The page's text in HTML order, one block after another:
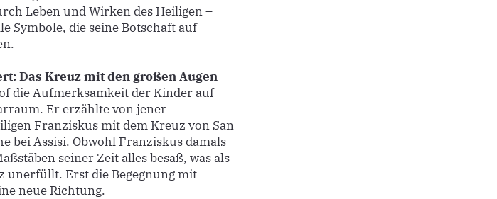
Leben und Wirken des Heiligen –
Symbole, die seine Botschaft auf
Das Kreuz mit den großen Augen
die Aufmerksamkeit der Kinder auf
Er erzählte von jener
Franziskus mit dem Kreuz von San
bei Assisi. Obwohl Franziskus damals
seiner Zeit alles besaß, was als
unerfüllt. Erst die Begegnung mit
neue Richtung.